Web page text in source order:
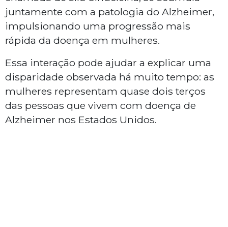
juntamente com a patologia do Alzheimer,
impulsionando uma progressão mais
rápida da doença em mulheres.
Essa interação pode ajudar a explicar uma
disparidade observada há muito tempo: as
mulheres representam quase dois terços
das pessoas que vivem com doença de
Alzheimer nos Estados Unidos.